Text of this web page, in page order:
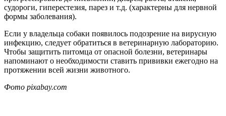
судороги, гиперестезия, парез и т.д. (характерны для нервной
формы заболевания).
Если у владельца собаки появилось подозрение на вирусную
инфекцию, следует обратиться в ветеринарную лабораторию.
Чтобы защитить питомца от опасной болезни, ветеринары
напоминают о необходимости ставить прививки ежегодно на
протяжении всей жизни животного.
Фото pixabay.com